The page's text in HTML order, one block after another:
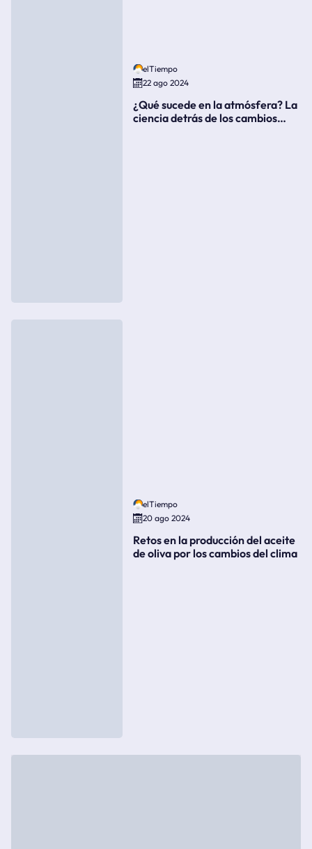
elTiempo
22 ago 2024
¿Qué sucede en la atmósfera? La
ciencia detrás de los cambios
elTiempo
20 ago 2024
Retos en la producción del aceite
de oliva por los cambios del clima